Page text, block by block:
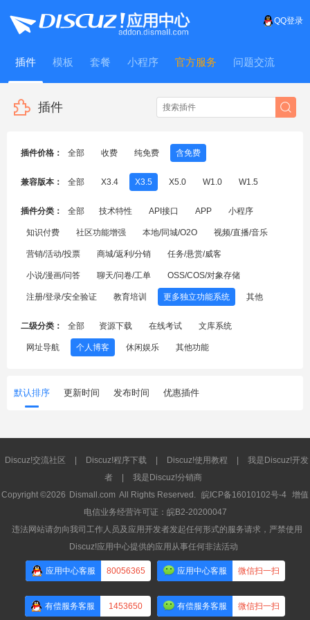
QQ登录
插件 模板 套餐 小程序 官方服务 问题交流
WitFrame
插件
插件价格： 全部 收费 纯免费 含免费
兼容版本： 全部 X3.4 X3.5 X5.0 W1.0 W1.5
插件分类： 全部 技术特性 API接口 APP 小程序
知识付费 社区功能增强 本地/同城/O2O 视频/直播/音乐
营销/活动/投票 商城/返利/分销 任务/悬赏/威客
小说/漫画/问答 聊天/问卷/工单 OSS/COS/对象存储
注册/登录/安全验证 教育培训 更多独立功能系统 其他
二级分类： 全部 资源下载 在线考试 文库系统
网址导航 个人博客 休闲娱乐 其他功能
默认排序 更新时间 发布时间 优惠插件
Discuz!交流社区 Discuz!程序下载 Discuz!使用教程
我是Discuz!开发
者
我是Discuz!分销商
Copyright ©2026 Dismall.com All Rights Reserved. 皖ICP备16010102号-4 增值
电信业务经营许可证：皖B2-20200047
违法网站请勿向我司工作人员及应用开发者发起任何形式的服务请求，严禁使用
Discuz!应用中心提供的应用从事任何非法活动
应用中心客服 80056365 应用中心客服 微信扫一扫
有偿服务客服 1453650 有偿服务客服 微信扫一扫